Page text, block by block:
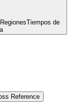
Tiempos de
Reference